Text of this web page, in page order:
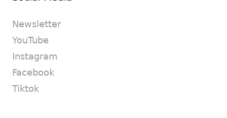
Newsletter
YouTube
Instagram
Facebook
Tiktok